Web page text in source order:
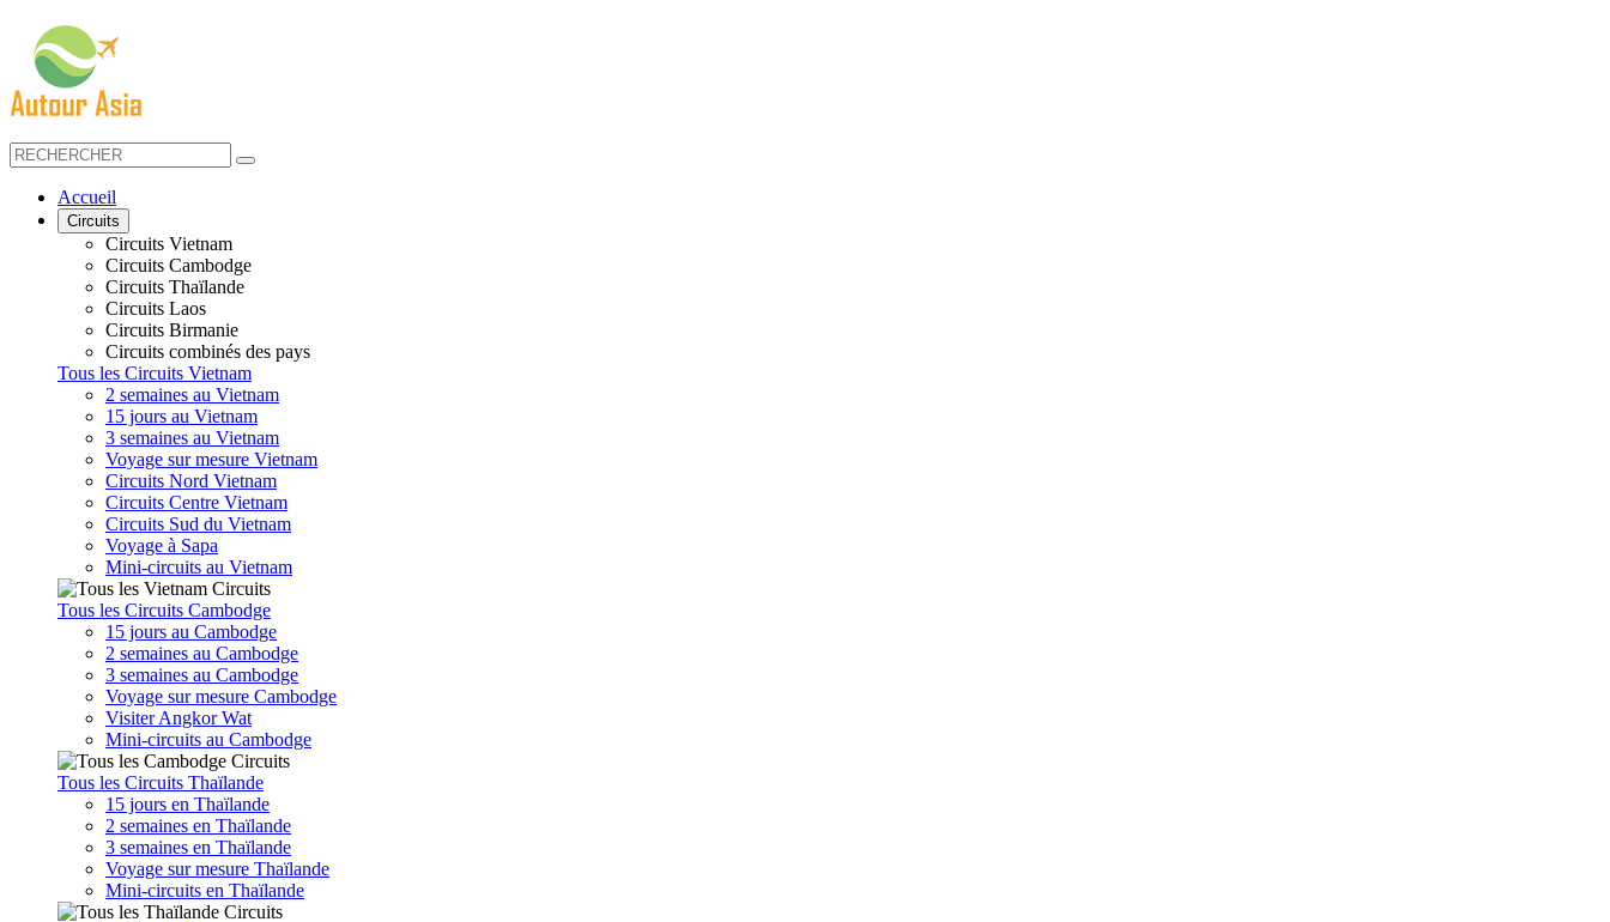
Accueil
Circuits
Circuits Vietnam
Circuits Cambodge
Circuits Thaïlande
Circuits Laos
Circuits Birmanie
Circuits combinés des pays
Tous les Circuits Vietnam
2 semaines au Vietnam
15 jours au Vietnam
3 semaines au Vietnam
Voyage sur mesure Vietnam
Circuits Nord Vietnam
Circuits Centre Vietnam
Circuits Sud du Vietnam
Voyage à Sapa
Mini-circuits au Vietnam
Tous les Circuits Cambodge
15 jours au Cambodge
2 semaines au Cambodge
3 semaines au Cambodge
Voyage sur mesure Cambodge
Visiter Angkor Wat
Mini-circuits au Cambodge
Tous les Circuits Thaïlande
15 jours en Thaïlande
2 semaines en Thaïlande
3 semaines en Thaïlande
Voyage sur mesure Thaïlande
Mini-circuits en Thaïlande